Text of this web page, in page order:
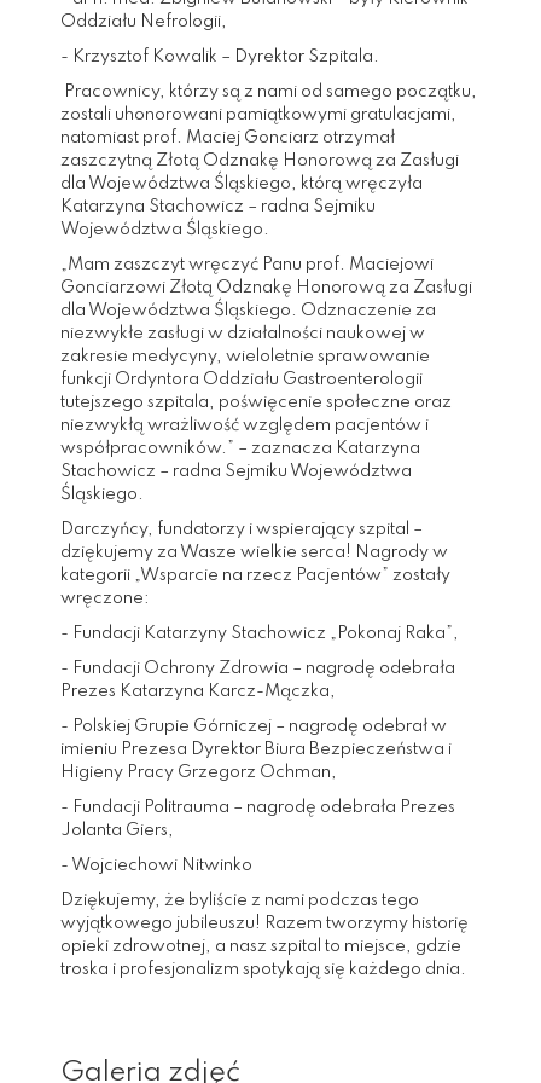
Oddziału Nefrologii,
- Krzysztof Kowalik – Dyrektor Szpitala.
Pracownicy, którzy są z nami od samego początku,
zostali uhonorowani pamiątkowymi gratulacjami,
natomiast prof. Maciej Gonciarz otrzymał
zaszczytną Złotą Odznakę Honorową za Zasługi
dla Województwa Śląskiego, którą wręczyła
Katarzyna Stachowicz – radna Sejmiku
Województwa Śląskiego.
„Mam zaszczyt wręczyć Panu prof. Maciejowi
Gonciarzowi Złotą Odznakę Honorową za Zasługi
dla Województwa Śląskiego. Odznaczenie za
niezwykłe zasługi w działalności naukowej w
zakresie medycyny, wieloletnie sprawowanie
funkcji Ordyntora Oddziału Gastroenterologii
tutejszego szpitala, poświęcenie społeczne oraz
niezwykłą wrażliwość względem pacjentów i
współpracowników.” – zaznacza Katarzyna
Stachowicz – radna Sejmiku Województwa
Śląskiego.
Darczyńcy, fundatorzy i wspierający szpital –
dziękujemy za Wasze wielkie serca! Nagrody w
kategorii „Wsparcie na rzecz Pacjentów” zostały
wręczone:
- Fundacji Katarzyny Stachowicz „Pokonaj Raka”,
- Fundacji Ochrony Zdrowia – nagrodę odebrała
Prezes Katarzyna Karcz-Mączka,
- Polskiej Grupie Górniczej – nagrodę odebrał w
imieniu Prezesa Dyrektor Biura Bezpieczeństwa i
Higieny Pracy Grzegorz Ochman,
- Fundacji Politrauma – nagrodę odebrała Prezes
Jolanta Giers,
- Wojciechowi Nitwinko
Dziękujemy, że byliście z nami podczas tego
wyjątkowego jubileuszu! Razem tworzymy historię
opieki zdrowotnej, a nasz szpital to miejsce, gdzie
troska i profesjonalizm spotykają się każdego dnia.
Galeria zdjęć